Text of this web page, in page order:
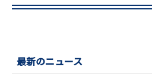
最新のニュース